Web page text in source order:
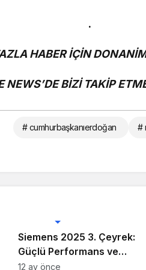
.
HABER İÇİN
NEWS’DE BİZİ TAKİP
# cumhurbaşkanıerdoğan #
Siemens 2025 3. Çeyrek:
Güçlü Performans ve
Büyüme
12 ay önce